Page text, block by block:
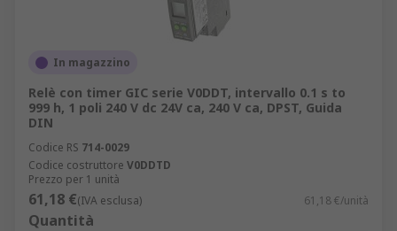
In magazzino
Relè con timer GIC serie V0DDT, intervallo 0.1 s to
999 h, 1 poli 240 V dc 24V ca, 240 V ca, DPST, Guida
DIN
Codice RS 714-0029
Codice costruttore V0DDTD
Prezzo per 1 unità
61,18 €(IVA esclusa) 61,18 €/unità
Quantità